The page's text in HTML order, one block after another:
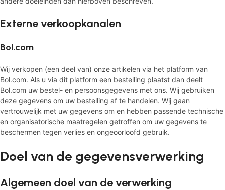
Externe verkoopkanalen
Bol.com
Wij verkopen (een deel van) onze artikelen via het platform van
Bol.com. Als u via dit platform een bestelling plaatst dan deelt
Bol.com uw bestel- en persoonsgegevens met ons. Wij gebruiken
deze gegevens om uw bestelling af te handelen. Wij gaan
vertrouwelijk met uw gegevens om en hebben passende technische
en organisatorische maatregelen getroffen om uw gegevens te
beschermen tegen verlies en ongeoorloofd gebruik.
Doel van de gegevensverwerking
Algemeen doel van de verwerking